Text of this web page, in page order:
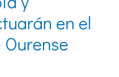
en el
Ourense